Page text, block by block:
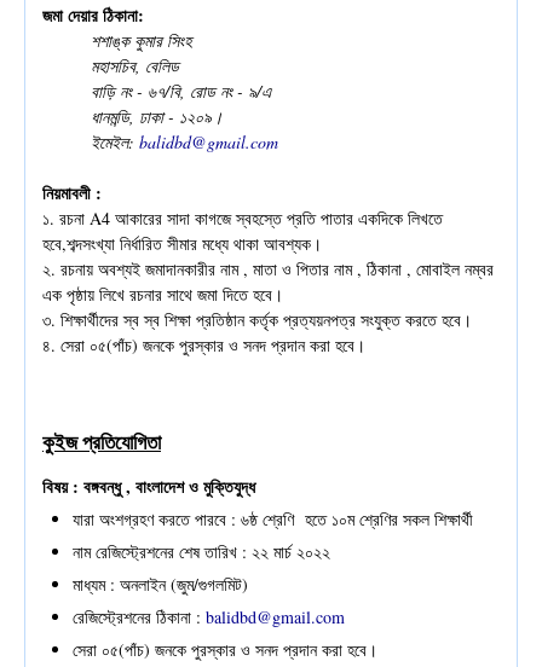
জমা দেয়ার ঠিকানা​:
শশাঙ্ক কুমার সিংহ
মহাসচিব, বেলিড
বাড়ি নং - ৬৭/বি, রোড নং - ৯/এ
ধানমন্ডি, ঢাকা - ১২০৯।
ইমেইল: balidbd@gmail.com
নিয়মাবলী :
১. রচনা A4 আকারের সাদা কাগজে স্বহস্তে প্রতি পাতার একদিকে লিখতে
হবে,শব্দসংখ্যা নির্ধারিত সীমার মধ্যে থাকা আবশ্যক।
২. রচনায় অবশ্যই জমাদানকারীর নাম , মাতা ও পিতার নাম , ঠিকানা , মোবাইল নম্বর
এক পৃষ্ঠায় লিখে রচনার সাথে জমা দিতে হবে।
৩. শিক্ষার্থীদের স্ব স্ব শিক্ষা প্রতিষ্ঠান কর্তৃক প্রত্যয়নপত্র সংযুক্ত করতে হবে।
৪. সেরা ০৫(পাঁচ) জনকে পুরস্কার ও সনদ প্রদান করা হবে।
কুইজ প্রতিযোগিতা
বিষয় ​​: বঙ্গবন্ধু , বাংলাদেশ ও মুক্তিযুদ্ধ
যারা অংশগ্রহণ করতে পারবে : ৬ষ্ঠ শ্রেণি হতে ১০ম শ্রেণির সকল শিক্ষার্থী
নাম রেজিস্ট্রেশনের শেষ তারিখ : ২২ মার্চ ২০২২
মাধ্যম ​: অনলাইন (জুম/গুগলমিট)
রেজিস্ট্রেশনের ঠিকানা ​: balidbd@gmail.com
সেরা ০৫(পাঁচ) জনকে পুরস্কার ও সনদ প্রদান করা হবে।